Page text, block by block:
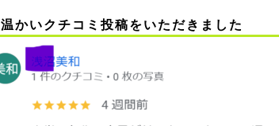
温かいクチコミ投稿をいただきました